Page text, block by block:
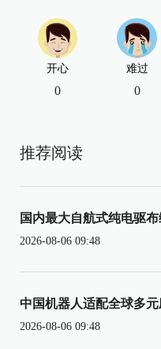
开心
0
难过
0
推荐阅读
国内最大自航式纯电驱
2026-08-06 09:48
中国机器人适配全球多
2026-08-06 09:48